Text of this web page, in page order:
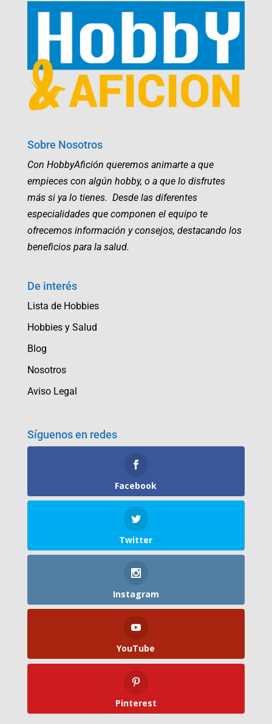
Sobre Nosotros
Con HobbyAfición queremos animarte a que
empieces con algún hobby, o a que lo disfrutes
más si ya lo tienes. Desde las diferentes
especialidades que componen el equipo te
ofrecemos información y consejos, destacando los
beneficios para la salud.
De interés
Lista de Hobbies
Hobbies y Salud
Blog
Nosotros
Aviso Legal
Síguenos en redes
Facebook
Twitter
Instagram
YouTube
Pinterest